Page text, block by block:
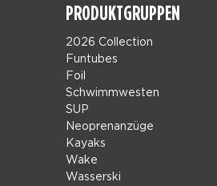
PRODUKTGRUPPEN
2026 Collection
Funtubes
Foil
Schwimmwesten
SUP
Neoprenanzüge
Kayaks
Wake
Wasserski